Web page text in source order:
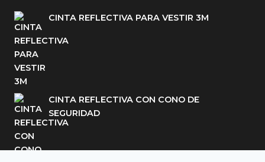
CINTA REFLECTIVA PARA VESTIR 3M
CINTA REFLECTIVA CON CONO DE
SEGURIDAD